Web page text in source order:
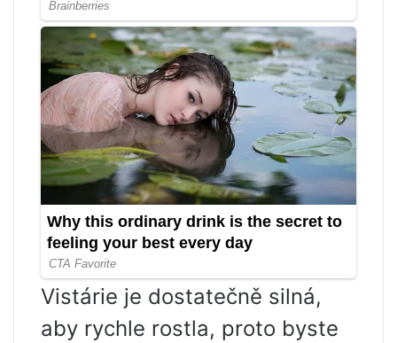
Vistárie je dostatečně silná,
aby rychle rostla, proto byste